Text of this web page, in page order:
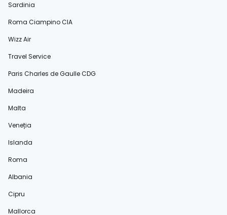
Sardinia
Roma Ciampino CIA
Wizz Air
Travel Service
Paris Charles de Gaulle CDG
Madeira
Malta
Veneția
Islanda
Roma
Albania
Cipru
Mallorca